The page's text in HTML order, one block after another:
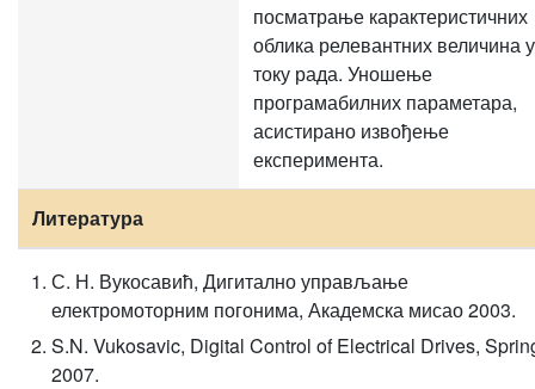
посматрање карактеристичних
облика релевантних величина у
току рада. Уношење
програмабилних параметара,
асистирано извођење
експеримента.
Литература
С. Н. Вукосавић, Дигитално управљање
електромоторним погонима, Академска мисао 2003.
S.N. Vukosavic, Digital Control of Electrical Drives,
2007.